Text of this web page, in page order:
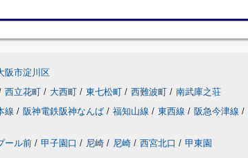
阪市淀川区
西立花町 / 大西町 / 東七松町 / 西難波町 / 南武庫之荘
線 / 阪神電鉄阪神なんば / 福知山線 / 東西線 / 阪急今津線 /
ール前 / 甲子園口 / 尼崎 / 尼崎 / 西宮北口 / 甲東園